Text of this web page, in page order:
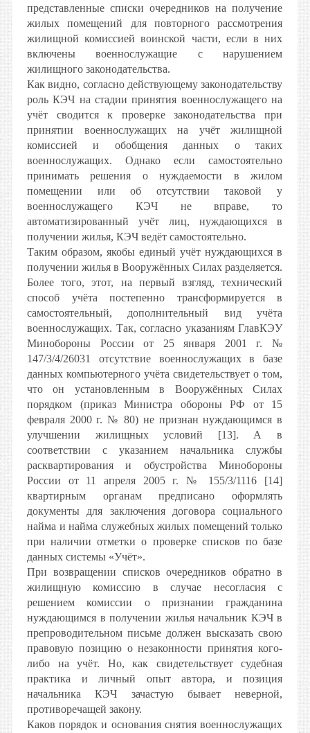
представленные списки очередников на получение
жилых помещений для повторного рассмотрения
жилищной комиссией воинской части, если в них
включены военнослужащие с нарушением
жилищного законодательства.
Как видно, согласно действующему законодательству
роль КЭЧ на стадии принятия военнослужащего на
учёт сводится к проверке законодательства при
принятии военнослужащих на учёт жилищной
комиссией и обобщения данных о таких
военнослужащих. Однако если самостоятельно
принимать решения о нуждаемости в жилом
помещении или об отсутствии таковой у
военнослужащего КЭЧ не вправе, то
автоматизированный учёт лиц, нуждающихся в
получении жилья, КЭЧ ведёт самостоятельно.
Таким образом, якобы единый учёт нуждающихся в
получении жилья в Вооружённых Силах разделяется.
Более того, этот, на первый взгляд, технический
способ учёта постепенно трансформируется в
самостоятельный, дополнительный вид учёта
военнослужащих. Так, согласно указаниям ГлавКЭУ
Минобороны России от 25 января 2001 г. №
147/3/4/26031 отсутствие военнослужащих в базе
данных компьютерного учёта свидетельствует о том,
что он установленным в Вооружённых Силах
порядком (приказ Министра обороны РФ от 15
февраля 2000 г. № 80) не признан нуждающимся в
улучшении жилищных условий [13]. А в
соответствии с указанием начальника службы
расквартирования и обустройства Минобороны
России от 11 апреля 2005 г. № 155/3/1116 [14]
квартирным органам предписано оформлять
документы для заключения договора социального
найма и найма служебных жилых помещений только
при наличии отметки о проверке списков по базе
данных системы «Учёт».
При возвращении списков очередников обратно в
жилищную комиссию в случае несогласия с
решением комиссии о признании гражданина
нуждающимся в получении жилья начальник КЭЧ в
препроводительном письме должен высказать свою
правовую позицию о незаконности принятия кого-
либо на учёт. Но, как свидетельствует судебная
практика и личный опыт автора, и позиция
начальника КЭЧ зачастую бывает неверной,
противоречащей закону.
Каков порядок и основания снятия военнослужащих